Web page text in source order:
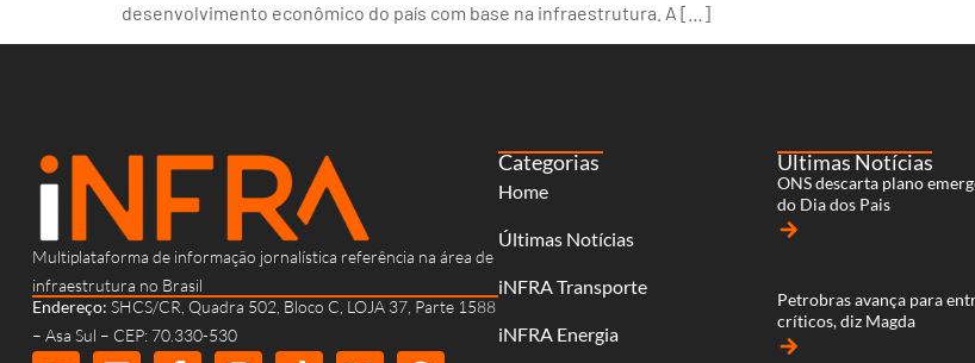
desenvolvimento econômico do país com base na infraestrutura. A […]
Multiplataforma de informação jornalística referência na área de
infraestrutura no Brasil
Endereço: SHCS/CR, Quadra 502, Bloco C, LOJA 37, Parte 1588
– Asa Sul – CEP: 70.330-530
Categorias
Home
Últimas Notícias
iNFRA Transporte
iNFRA Energia
Últimas Notícias
ONS descarta plano
do Dia dos Pais
arrow_forward
Petrobras avança para
críticos, diz Magda
arrow_forward